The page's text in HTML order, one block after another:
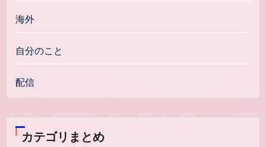
海外
自分のこと
配信
カテゴリまとめ